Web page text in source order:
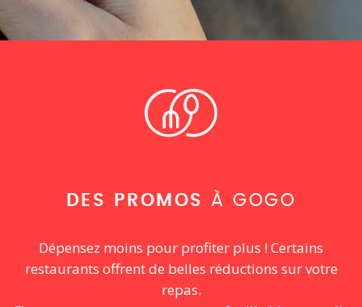
DES PROMOS À GOGO
Dépensez moins pour profiter plus ! Certains
restaurants offrent de belles réductions sur votre
repas.